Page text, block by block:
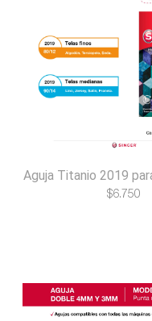
Aguja Titanio 2019
$6.750